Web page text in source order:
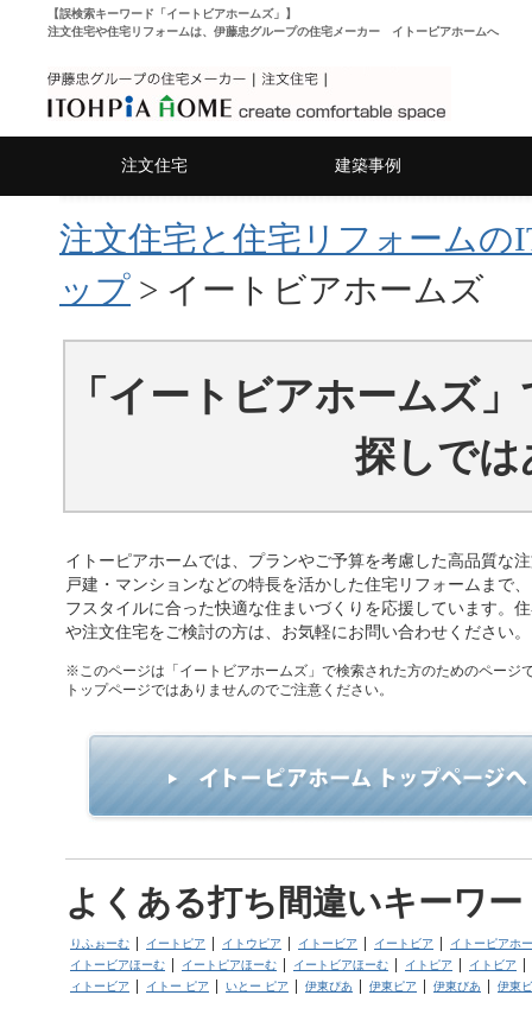
【誤検索キーワード「イートビアホームズ」】
注文住宅や住宅リフォームは、伊藤忠グループの住宅メーカー イトーピアホームへ
注文住宅 建築事例
注文住宅と住宅リフォームの
ップ > イートビアホームズ
「イートビアホームズ
探しでは
イトーピアホームでは、プランやご予算を考慮した高品質な
戸建・マンションなどの特長を活かした住宅リフォームまで
フスタイルに合った快適な住まいづくりを応援しています。
や注文住宅をご検討の方は、お気軽にお問い合わせください。
※このページは「イートビアホームズ」で検索された方のためのページ
トップページではありませんのでご注意ください。
よくある打ち間違いキーワー
りふぉーむ イートピア イトウピア イトービア イートビア
イトーピアホ
イトービアほーむ
イートピアほーむ イートビアほーむ イトピア
イトビア
ィトービア
イトー ピア いとー ピア 伊東ぴあ 伊東ピア 伊東びあ 伊東